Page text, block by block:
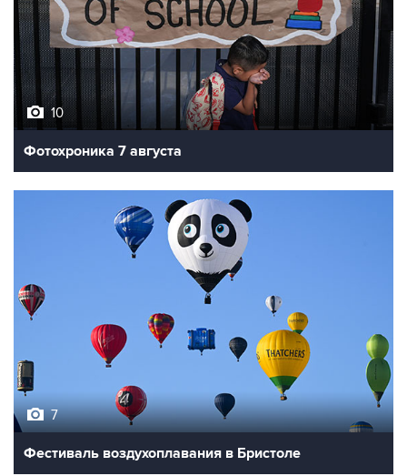
10
Фотохроника 7 августа
7
Фестиваль воздухоплавания в Бристоле